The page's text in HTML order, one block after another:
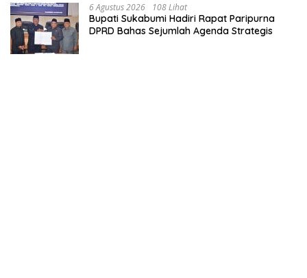
6 Agustus 2026 108 Lihat
Bupati Sukabumi Hadiri Rapat Paripurna
DPRD Bahas Sejumlah Agenda Strategis